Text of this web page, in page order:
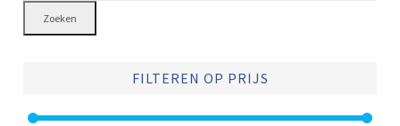
Zoeken
FILTEREN OP PRIJS